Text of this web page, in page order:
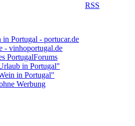
RSS
Portugal - portucar.de
- vinhoportugal.de
PortugalForums
in Portugal"
in Portugal"
Werbung